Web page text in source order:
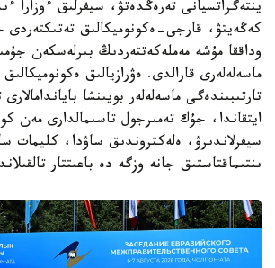
ينتەگراتسيانى تەرەڭدەتۋ، سيفرلىق
كەڭەيتۋ، قارجى-ەكونوميكالىق تەتىكتەردى
وداققا مۇشە مەملەكەتتەردىڭ بىرلەسكەن
ماسەلەلەرى قارالدى. ەۋرازيالىق
تارتىبىندەگى ماسەلەلەر بويىنشا
ايتقاندا، جۇك تەمىرجول تاسىمالدارى مەن
سيفرلاندىرۋ، ەلەكتروندىق ساۋدا، كليمات
ىنتىماقتاستىق جانە وزگە دە باعىتتار